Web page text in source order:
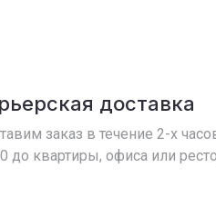
доставка
заказ в течение 2-х
до квартиры, офиса или